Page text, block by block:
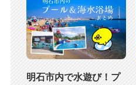
明石市内で水遊び！プ